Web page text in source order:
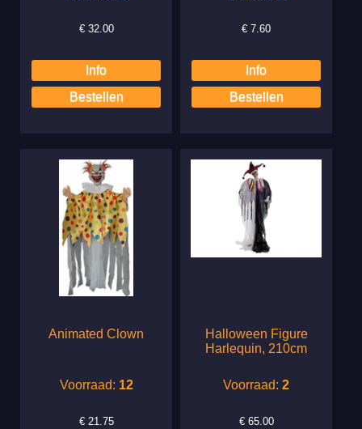
€ 32.00 €7.60
Animated Clown
Voorraad: 12
€ 21.75
Halloween Figure
Harlequin, 210cm
Voorraad:2
€ 65.00